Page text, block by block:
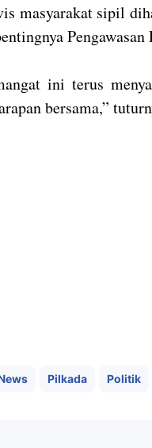
masyarakat sipil
ini terus
bersama,”
Pilkada Politik